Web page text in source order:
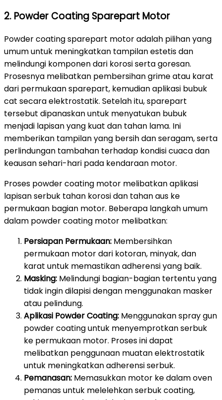
2. Powder Coating Sparepart Motor
Powder coating sparepart motor adalah pilihan yang
umum untuk meningkatkan tampilan estetis dan
melindungi komponen dari korosi serta goresan.
Prosesnya melibatkan pembersihan grime atau karat
dari permukaan sparepart, kemudian aplikasi bubuk
cat secara elektrostatik. Setelah itu, sparepart
tersebut dipanaskan untuk menyatukan bubuk
menjadi lapisan yang kuat dan tahan lama. Ini
memberikan tampilan yang bersih dan seragam, serta
perlindungan tambahan terhadap kondisi cuaca dan
keausan sehari-hari pada kendaraan motor.
Proses powder coating motor melibatkan aplikasi
lapisan serbuk tahan korosi dan tahan aus ke
permukaan bagian motor. Beberapa langkah umum
dalam powder coating motor melibatkan:
Persiapan Permukaan: Membersihkan
permukaan motor dari kotoran, minyak, dan
karat untuk memastikan adherensi yang baik.
Masking: Melindungi bagian-bagian tertentu yang
tidak ingin dilapisi dengan menggunakan masker
atau pelindung.
Aplikasi Powder Coating: Menggunakan spray gun
powder coating untuk menyemprotkan serbuk
ke permukaan motor. Proses ini dapat
melibatkan penggunaan muatan elektrostatik
untuk meningkatkan adherensi serbuk.
Pemanasan: Memasukkan motor ke dalam oven
pemanas untuk melelehkan serbuk coating,